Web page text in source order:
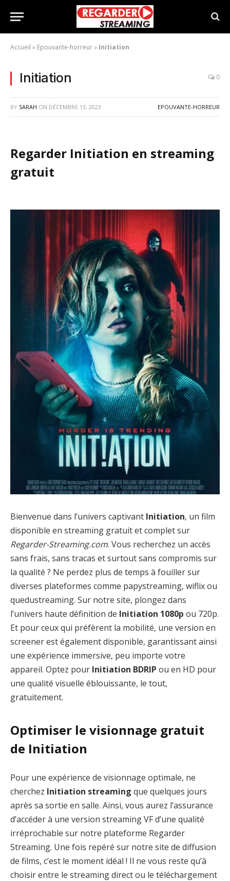
Accueil » Epouvante-horreur» Initiation
Initiation 0
BY SARAH ON DÉCEMBRE 13, 2023 EPOUVANTE-HORREUR
Regarder Initiation en streaming
gratuit
Bienvenue dans l’univers captivant Initiation, un film
disponible en streaming gratuit et complet sur
Regarder-Streaming.com. Vous recherchez un accès
sans frais, sans tracas et surtout sans compromis sur
la qualité ? Ne perdez plus de temps à fouiller sur
diverses plateformes comme papystreaming, wiflix ou
quedustreaming. Sur notre site, plongez dans
l’univers haute définition de Initiation 1080p ou 720p.
Et pour ceux qui préfèrent la mobilité, une version en
screener est également disponible, garantissant ainsi
une expérience immersive, peu importe votre
appareil. Optez pour Initiation BDRIP ou en HD pour
une qualité visuelle éblouissante, le tout,
gratuitement.
Optimiser le visionnage gratuit
de Initiation
Pour une expérience de visionnage optimale, ne
cherchez Initiation streaming que quelques jours
après sa sortie en salle. Ainsi, vous aurez l’assurance
d’accéder à une version streaming VF d’une qualité
irréprochable sur notre plateforme Regarder
Streaming. Une fois repéré sur notre site de diffusion
de films, c’est le moment idéal ! Il ne vous reste qu’à
choisir entre le streaming direct ou le téléchargement